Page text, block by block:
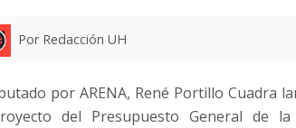
Por Redacción UH
por ARENA, René Portillo Cuadra
del Presupuesto General de